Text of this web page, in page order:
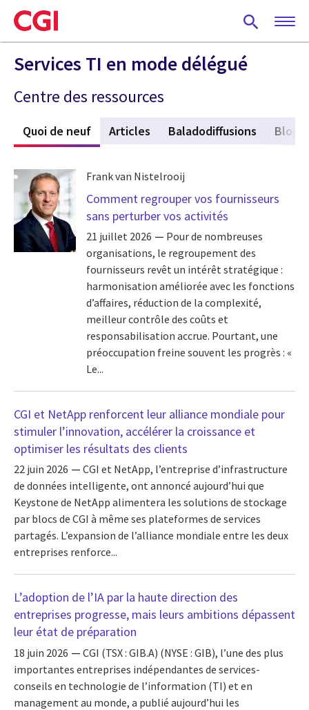
Skip
to
main
content
Services TI en mode délégué
Centre des ressources
Quoi de neuf (active tab)
Articles Baladodiffusions
Frank van Nistelrooij
Comment regrouper vos fournisseurs
sans perturber vos activités
21 juillet 2026
Pour de nombreuses
organisations, le regroupement des
fournisseurs revêt un intérêt stratégique :
harmonisation améliorée avec les fonctions
d’affaires, réduction de la complexité,
meilleur contrôle des coûts et
responsabilisation accrue. Pourtant, une
préoccupation freine souvent les progrès : «
Le...
CGI et NetApp renforcent leur alliance mondiale pour
stimuler l’innovation, accélérer la croissance et
optimiser les résultats des clients
22 juin 2026
CGI et NetApp, l’entreprise d’infrastructure
de données intelligente, ont annoncé aujourd’hui que
Keystone de NetApp alimentera les solutions de stockage
par blocs de CGI à même ses plateformes de services
partagés. L’expansion de l’alliance mondiale entre les deux
entreprises renforce...
L’adoption de l’IA par la haute direction des
entreprises progresse, mais leurs ambitions dépassent
leur état de préparation
18 juin 2026
CGI (TSX : GIB.A) (NYSE : GIB), l’une des plus
importantes entreprises indépendantes de services-
conseils en technologie de l’information (TI) et en
management au monde, a publié aujourd’hui les